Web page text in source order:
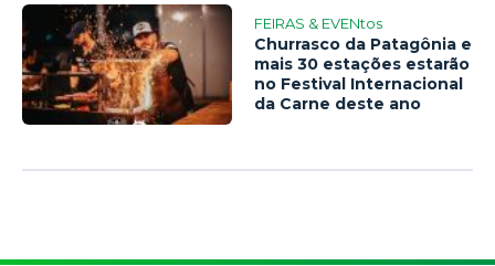
FEIRAS & EVENtos
Churrasco da Patagônia e
mais 30 estações estarão
no Festival Internacional
da Carne deste ano